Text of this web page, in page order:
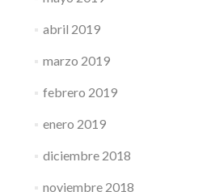
abril 2019
marzo 2019
febrero 2019
enero 2019
diciembre 2018
noviembre 2018